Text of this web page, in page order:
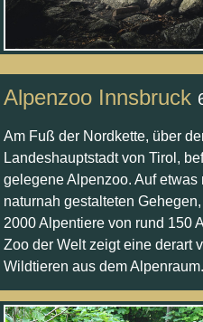
Alpenzoo Innsbruck
Am Fuß der Nordkette, über
Landeshauptstadt von Tirol,
gelegene Alpenzoo. Auf
naturnah gestalteten
2000 Alpentiere von rund 150
Zoo der Welt zeigt eine derart
Wildtieren aus dem Alpenraum.